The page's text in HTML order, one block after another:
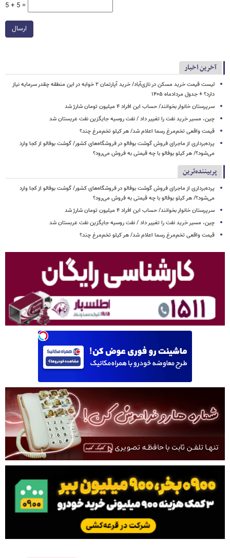
5 + 5 =
ارسال
آخرین اخبار
لیست قیمت خرید مسکن در نازی‌آباد/ خرید آپارتمان ۲ خوابه در این منطقه چقدر سرمایه نیاز
دارد؟ + جدول مردادماه ۱۴۰۵
سرپرستان خانوار بخوانند/ حساب این افراد ۴ میلیون تومان شارژ شد
چین، مسیر خرید نفت را تغییر داد / نفت روسیه جایگزین نفت عربستان شد
قیمت واقعی تخم‌مرغ رسما اعلام شد/ هر کیلو تخم‌مرغ چند؟
پرده‌برداری از ماجرای فروش گوشت بوفالو در فروشگاه‌های کشور/ گوشت بوفالو از کجا وارد
می‌شود؟/ هر کیلو بوفالو با چه قیمتی به فروش می‌رود؟
پربیننده‌ترین
پرده‌برداری از ماجرای فروش گوشت بوفالو در فروشگاه‌های کشور/ گوشت بوفالو از کجا وارد
می‌شود؟/ هر کیلو بوفالو با چه قیمتی به فروش می‌رود؟
سرپرستان خانوار بخوانند/ حساب این افراد ۴ میلیون تومان شارژ شد
چین، مسیر خرید نفت را تغییر داد / نفت روسیه جایگزین نفت عربستان شد
قیمت واقعی تخم‌مرغ رسما اعلام شد/ هر کیلو تخم‌مرغ چند؟